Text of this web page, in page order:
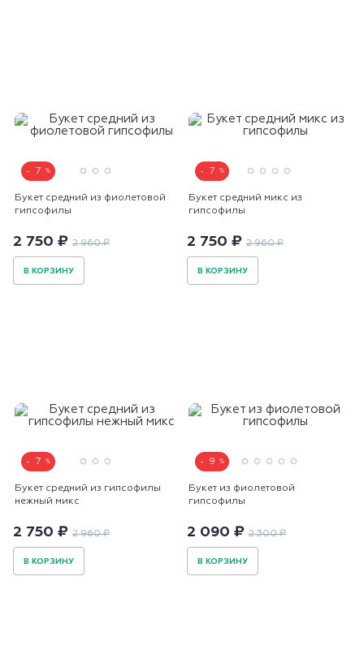
7
Букет средний из фиолетовой
гипсофилы
2 750 ₽ 2 960 ₽
В КОРЗИНУ
7
Букет средний микс из
гипсофилы
2 750 ₽ 2 960 ₽
В КОРЗИНУ
7
Букет средний из гипсофилы
нежный микс
2 750 ₽ 2 960 ₽
В КОРЗИНУ
9
Букет из фиолетовой
гипсофилы
2 090 ₽ 2 300 ₽
В КОРЗИНУ